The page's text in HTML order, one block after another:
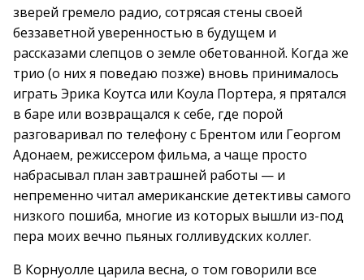
зверей гремело радио, сотрясая стены своей
беззаветной уверенностью в будущем и
рассказами слепцов о земле обетованной. Когда же
трио (о них я поведаю позже) вновь принималось
играть Эрика Коутса или Коула Портера, я прятался
в баре или возвращался к себе, где порой
разговаривал по телефону с Брентом или Георгом
Адонаем, режиссером фильма, а чаще просто
набрасывал план завтрашней работы — и
непременно читал американские детективы самого
низкого пошиба, многие из которых вышли из-под
пера моих вечно пьяных голливудских коллег.
В Корнуолле царила весна, о том говорили все